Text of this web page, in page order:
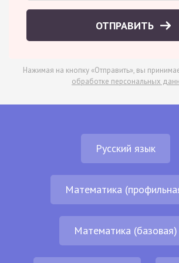
ОТПРАВИТЬ
Нажимая на кнопку «Отправить», вы
обработке персональных
Русский язык
Математика
Математика (базовая)